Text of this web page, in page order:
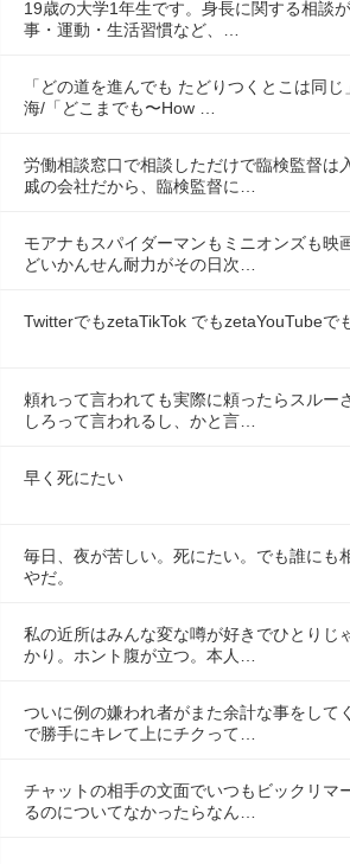
19歳の大学1年生です。身長に関する相談
事・運動・生活習慣など、…
「どの道を進んでも たどりつくとこは同
海/「どこまでも〜How …
労働相談窓口で相談しただけで臨検監督は
戚の会社だから、臨検監督に…
モアナもスパイダーマンもミニオンズも映
どいかんせん耐力がその日次…
TwitterでもzetaTikTok でもzetaYouTubeで
頼れって言われても実際に頼ったらスルー
しろって言われるし、かと言…
早く死にたい
毎日、夜が苦しい。死にたい。でも誰にも
やだ。
私の近所はみんな変な噂が好きでひとりじ
かり。ホント腹が立つ。本人…
ついに例の嫌われ者がまた余計な事をして
で勝手にキレて上にチクって…
チャットの相手の文面でいつもビックリマ
るのについてなかったらなん…